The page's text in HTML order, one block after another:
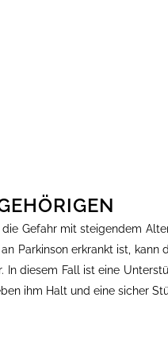
Gefahr mit steigendem
Parkinson erkrankt ist,
diesem Fall ist eine
ihm Halt und eine sicher